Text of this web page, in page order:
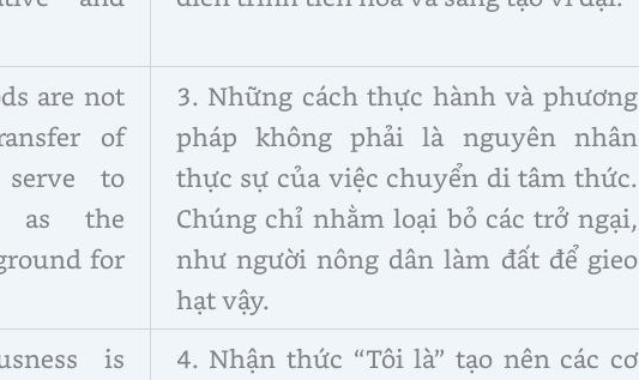
are not
of
serve to
as the
for
3. Những cách thực hành và phương
pháp không phải là nguyên nhân
thực sự của việc chuyển di tâm thức.
Chúng chỉ nhằm loại bỏ các trở ngại,
như người nông dân làm đất để gieo
hạt vậy.
is
4. Nhận thức “Tôi là” tạo nên các cơ